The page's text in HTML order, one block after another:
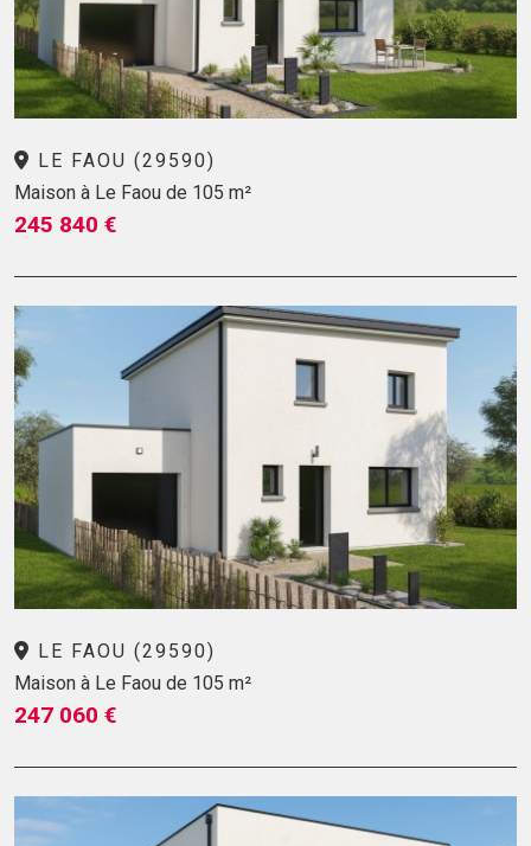
LE FAOU (29590)
Maison à Le Faou de 105 m²
245 840 €
LE FAOU (29590)
Maison à Le Faou de 105 m²
247 060 €